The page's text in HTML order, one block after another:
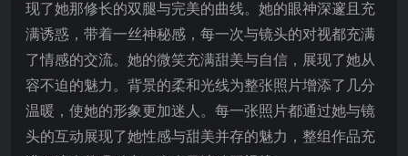
现了她那修长的双腿与完美的曲线。她的眼神深邃且充
满诱惑，带着一丝神秘感，每一次与镜头的对视都充满
了情感的交流。她的微笑充满甜美与自信，展现了她从
容不迫的魅力。背景的柔和光线为整张照片增添了几分
温暖，使她的形象更加迷人。每一张照片都通过她与镜
头的互动展现了她性感与甜美并存的魅力，整组作品充